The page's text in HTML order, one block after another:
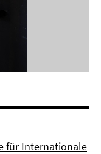
für Internationale